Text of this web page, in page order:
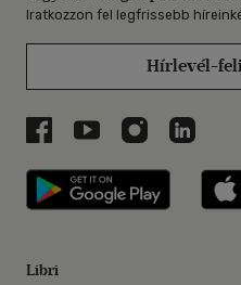
Iratkozzon fel legfrissebb
Hírlevél-
Libri a Facebookon
Libri a Youtube-on
Libri azLibri
Libri
Libri